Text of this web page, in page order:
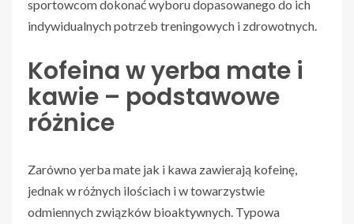
sportowcom dokonać wyboru dopasowanego do ich
indywidualnych potrzeb treningowych i zdrowotnych.
Kofeina w yerba mate i
kawie – podstawowe
różnice
Zarówno yerba mate jak i kawa zawierają kofeinę,
jednak w różnych ilościach i w towarzystwie
odmiennych związków bioaktywnych. Typowa